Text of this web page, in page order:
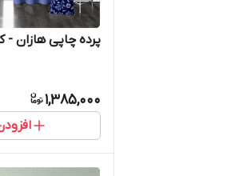
پرده چاپی هازان - کد
1,385,000